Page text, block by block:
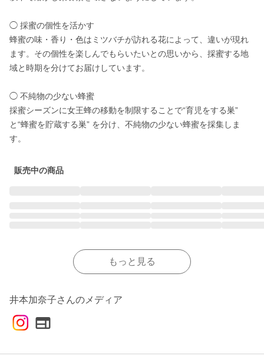
◯ 採蜜の個性を活かす
蜂蜜の味・香り・色はミツバチが訪れる花によって、違いが現れ
ます。その個性を楽しんでもらいたいとの思いから、採蜜する地
域と時期を分けてお届けしています。
◯ 不純物の少ない蜂蜜
採蜜シーズンに女王蜂の移動を制限することで“育児をする巣”
と“蜂蜜を貯蔵する巣” を分け、不純物の少ない蜂蜜を採集しま
す。
販売中の商品
もっと見る
井本加奈子さんのメディア